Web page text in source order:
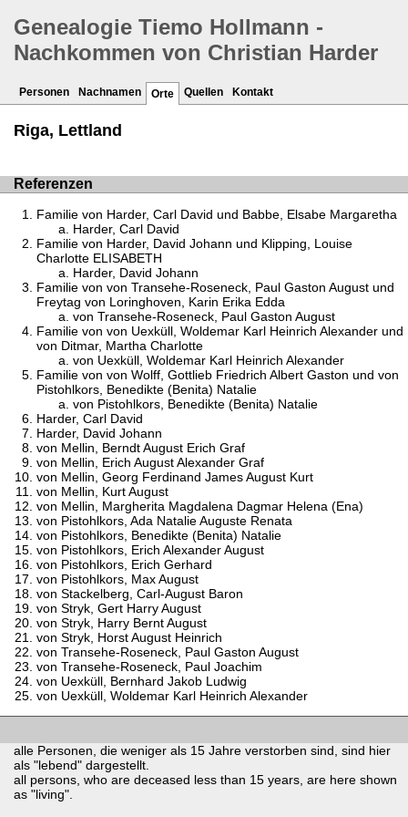
Genealogie Tiemo Hollmann -
Nachkommen von Christian Harder
Personen Nachnamen Orte Quellen Kontakt
Riga, Lettland
Referenzen
Familie von Harder, Carl David und Babbe, Elsabe Margaretha
Harder, Carl David
Familie von Harder, David Johann und Klipping, Louise
Charlotte ELISABETH
Harder, David Johann
Familie von von Transehe-Roseneck, Paul Gaston August und
Freytag von Loringhoven, Karin Erika Edda
von Transehe-Roseneck, Paul Gaston August
Familie von von Uexküll, Woldemar Karl Heinrich Alexander und
von Ditmar, Martha Charlotte
von Uexküll, Woldemar Karl Heinrich Alexander
Familie von von Wolff, Gottlieb Friedrich Albert Gaston und von
Pistohlkors, Benedikte (Benita) Natalie
von Pistohlkors, Benedikte (Benita) Natalie
Harder, Carl David
Harder, David Johann
von Mellin, Berndt August Erich Graf
von Mellin, Erich August Alexander Graf
von Mellin, Georg Ferdinand James August Kurt
von Mellin, Kurt August
von Mellin, Margherita Magdalena Dagmar Helena (Ena)
von Pistohlkors, Ada Natalie Auguste Renata
von Pistohlkors, Benedikte (Benita) Natalie
von Pistohlkors, Erich Alexander August
von Pistohlkors, Erich Gerhard
von Pistohlkors, Max August
von Stackelberg, Carl-August Baron
von Stryk, Gert Harry August
von Stryk, Harry Bernt August
von Stryk, Horst August Heinrich
von Transehe-Roseneck, Paul Gaston August
von Transehe-Roseneck, Paul Joachim
von Uexküll, Bernhard Jakob Ludwig
von Uexküll, Woldemar Karl Heinrich Alexander
alle Personen, die weniger als 15 Jahre verstorben sind, sind hier
als "lebend" dargestellt.
all persons, who are deceased less than 15 years, are here shown
as "living".